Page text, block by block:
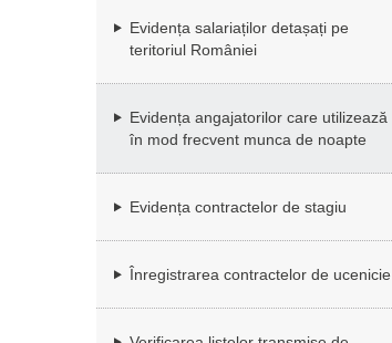
Evidența salariaților detașați pe
teritoriul României
Evidența angajatorilor care utilizează
în mod frecvent munca de noapte
Evidența contractelor de stagiu
Înregistrarea contractelor de ucenicie